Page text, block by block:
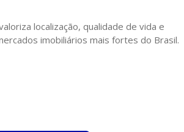
localização, qualidade de vida e
imobiliários mais fortes do Brasil.